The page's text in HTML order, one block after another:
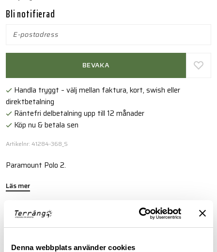
Denna webbplats använder cookies
Bli notifierad
BEVAKA
Handla tryggt – välj mellan faktura, kort, swish eller
direktbetalning
Räntefri delbetalning upp till 12 månader
Köp nu & betala sen
Artikelnr: 41284-368_S
Paramount Polo 2.
Läs mer
FINNS I FÖLJANDE FÄRGER